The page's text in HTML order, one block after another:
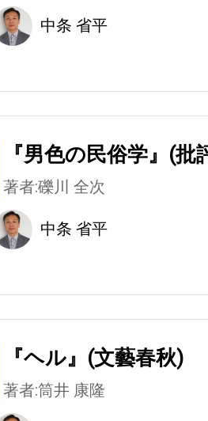
中条 省平
『男色の民俗学』(批
著者:礫川 全次
中条 省平
『ヘル』(文藝春秋)
著者:筒井 康隆